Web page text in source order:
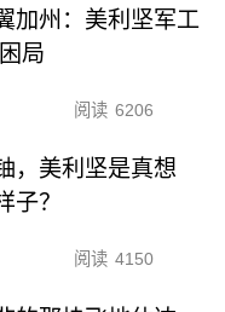
加州：美利坚军工
局
阅读 6206
，美利坚是真想
子？
阅读 4150